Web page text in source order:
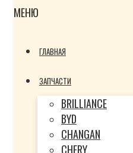
МЕНЮ
ГЛАВНАЯ
ЗАПЧАСТИ
BRILLIANCE
BYD
CHANGAN
CHERY